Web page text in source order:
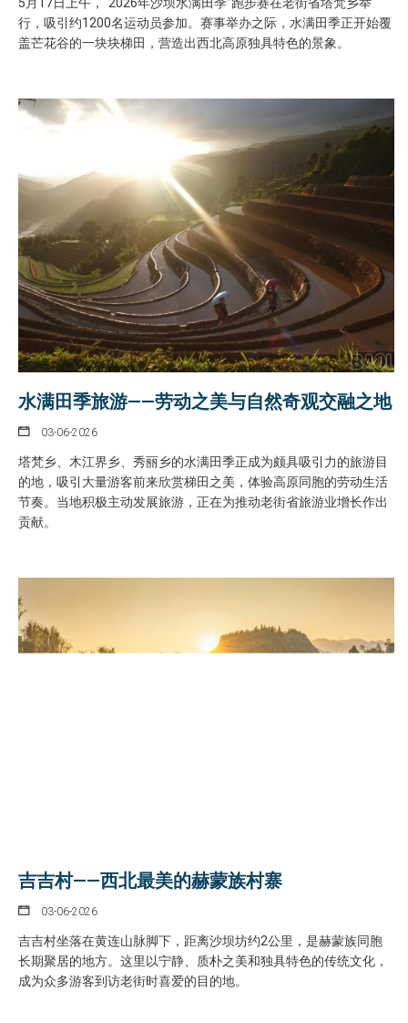
行，吸引约1200名运动员参加。赛事举办之际，水满田季正开始覆
盖芒花谷的一块块梯田，营造出西北高原独具特色的景象。
水满田季旅游——劳动之美与自然奇观交融之地
03-06-2026
塔梵乡、木江界乡、秀丽乡的水满田季正成为颇具吸引力的旅游目
的地，吸引大量游客前来欣赏梯田之美，体验高原同胞的劳动生活
节奏。当地积极主动发展旅游，正在为推动老街省旅游业增长作出
贡献。
吉吉村——西北最美的赫蒙族村寨
03-06-2026
吉吉村坐落在黄连山脉脚下，距离沙坝坊约2公里，是赫蒙族同胞
长期聚居的地方。这里以宁静、质朴之美和独具特色的传统文化，
成为众多游客到访老街时喜爱的目的地。